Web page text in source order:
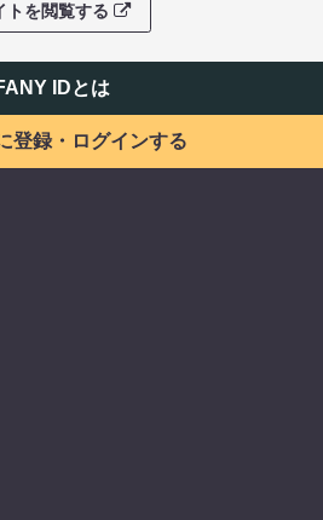
トを閲覧する
IDとは
登録・ログインする